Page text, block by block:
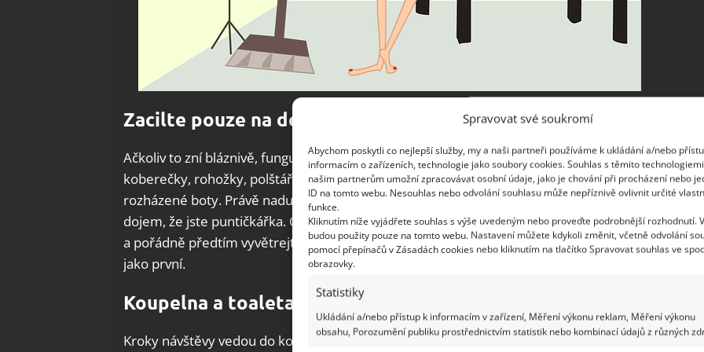
Spravovat své soukromí
Abychom poskytli co nejlepší služby, my a naši partneři používáme k ukládání a/nebo
informacím o zařízeních, technologie jako soubory cookies. Souhlas s těmito
našim partnerům umožní zpracovávat osobní údaje, jako je chování při procházení nebo
ID na tomto webu. Nesouhlas nebo odvolání souhlasu může nepříznivě ovlivnit určité
funkce.
Kliknutím níže vyjádřete souhlas s výše uvedeným nebo proveďte podrobnější rozhodnutí.
budou použity pouze na tomto webu. Nastavení můžete kdykoli změnit, včetně odvolání
pomocí přepínačů v Zásadách cookies nebo kliknutím na tlačítko Spravovat souhlas ve
obrazovky.
Statistiky
Ukládání a/nebo přístup k informacím v zařízení, Měření výkonu reklam, Měření výkonu
obsahu, Porozumění publiku prostřednictvím statistik nebo kombinací údajů z různých
Zacilte pouze na detaily
Ačkoliv to zní bláznivě, funguje to! Srovnejte precizně obuv v botníku, narovnejte
koberečky, rohožky, polštářky. Věřte, že smítko na zemi člověk přehlídne snáze, než
rozházené boty. Právě naducané polštářky, rovné koberečky a seřazené boty vyvolají
dojem, že jste puntičkářka. Cilte prostě na detaily. Nezapomeňte zapálit vonnou svíčku
a pořádně předtím vyvětrejte. Bytem by se měla linout příjemná vůně, která uvítá hosty
jako první.
Koupelna a toaleta
Kroky návštěvy vedou do koupelny a toalety, většinou ze všeho nejdříve. Buď musí po